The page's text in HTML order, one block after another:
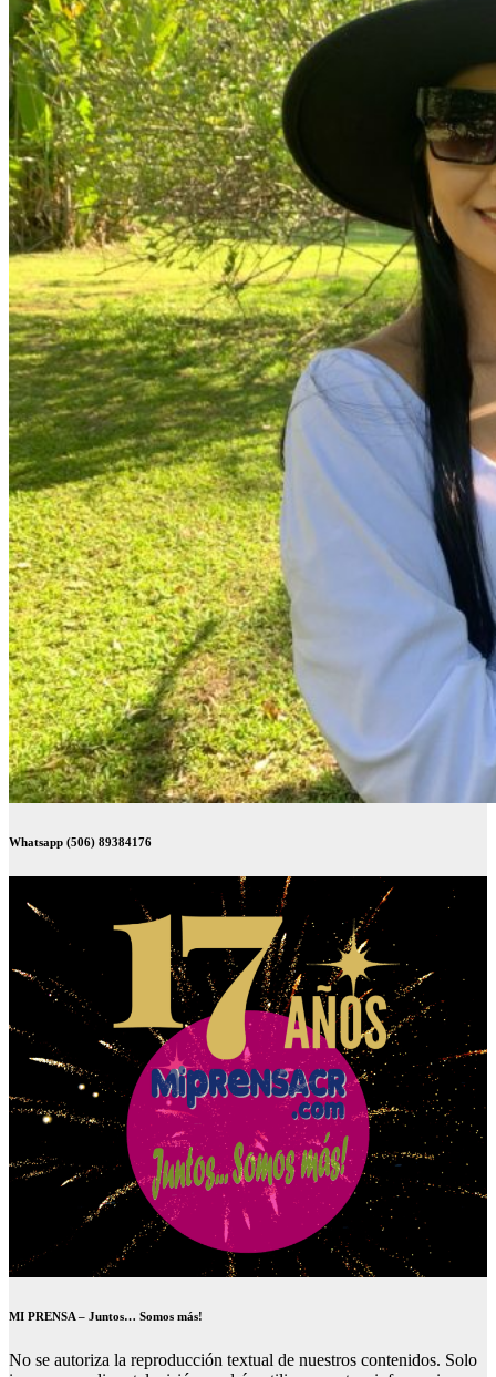
Whatsapp (506) 89384176
MI PRENSA – Juntos… Somos más!
No se autoriza la reproducción textual de nuestros contenidos. Solo